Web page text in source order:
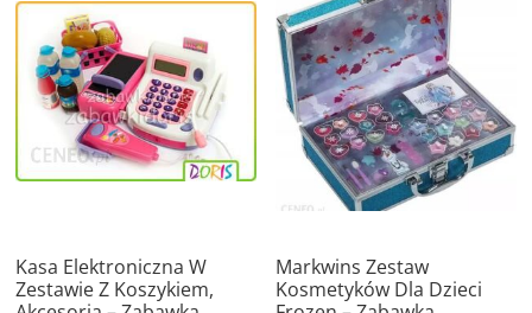
Kasa Elektroniczna W
Zestawie Z Koszykiem,
Markwins Zestaw
Kosmetyków Dla Dzieci